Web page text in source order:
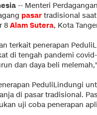
-- Menteri
pasar tradisional
8 Alam Sutera, Kota
terkait penerapan
di tengah pandemi
dan daya beli
PeduliLindungi
di pasar tradisional.
uji coba penerapan